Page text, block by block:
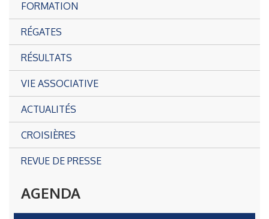
FORMATION
RÉGATES
RÉSULTATS
VIE ASSOCIATIVE
ACTUALITÉS
CROISIÈRES
REVUE DE PRESSE
AGENDA